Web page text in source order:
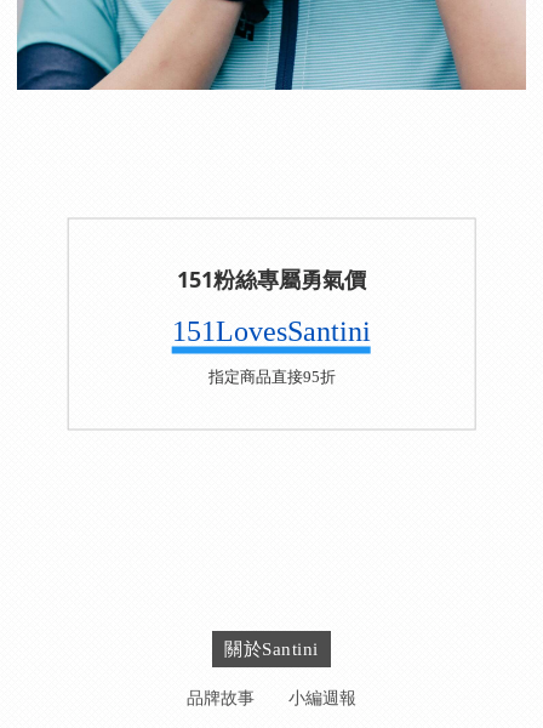
151粉絲專屬勇氣價
151LovesSantini
指定商品直接95折
關於Santini
品牌故事 小編週報